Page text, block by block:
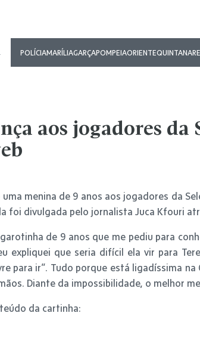
POLÍCIAMARÍLIAGARÇAPOMPEIAORIENTEQUINTANA
aos jogadores da
uma menina de 9 anos aos jogadores da
foi divulgada pelo jornalista Juca Kfouri
de 9 anos que me pediu para
expliquei que seria difícil ela vir para
para ir”. Tudo porque está ligadíssima
Diante da impossibilidade, o melhor
da cartinha: